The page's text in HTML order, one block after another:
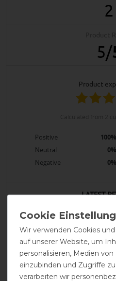
2
5/
product
Positive
100%
Neutral
0%
Negative
0%
LATEST
14.01.2022
Sehr schöne Farbe und Top
von Horseware gewohnt.
Wir verwenden Cookies
auf unserer Website, um
personalisieren, Medien
einzubinden und Zugriffe
verarbeiten wir